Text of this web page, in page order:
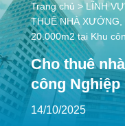
Trang chủ >LĨNH
THUÊ NHÀ XƯỞNG,
20.000m2 tại Khu
Cho thuê
công Nghiệp
14/10/2025